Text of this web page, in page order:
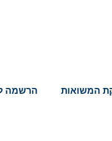
המשואות הרשמה